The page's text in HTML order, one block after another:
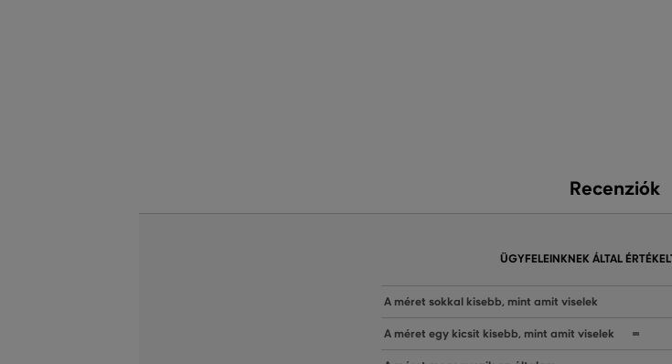
Recenziók
ÜGYFELEINKNEK ÁLTAL
A méret sokkal kisebb, mint amit viselek
A méret egy kicsit kisebb, mint amit viselek